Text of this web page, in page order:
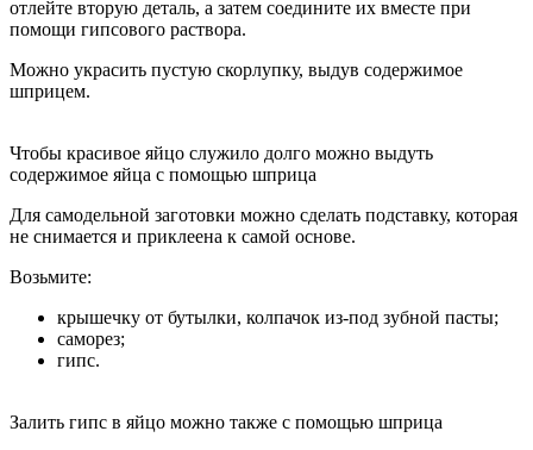
отлейте вторую деталь, а затем соедините их вместе при
помощи гипсового раствора.
Можно украсить пустую скорлупку, выдув содержимое
шприцем.
Чтобы красивое яйцо служило долго можно выдуть
содержимое яйца с помощью шприца
Для самодельной заготовки можно сделать подставку, которая
не снимается и приклеена к самой основе.
Возьмите:
крышечку от бутылки, колпачок из-под зубной пасты;
саморез;
гипс.
Залить гипс в яйцо можно также с помощью шприца